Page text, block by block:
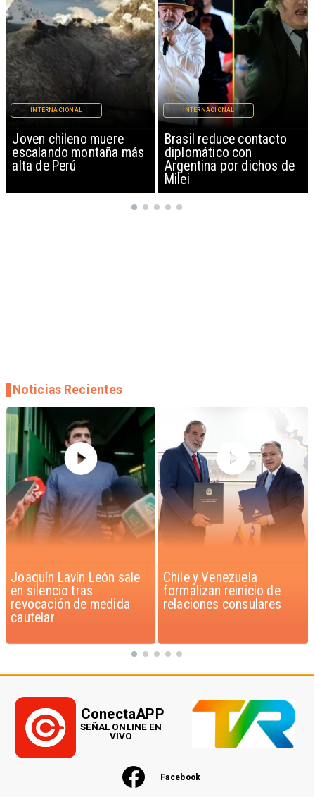
Brasil reduce contacto
diplomático con
Argentina por dichos de
INTERNACIONAL
China restringe
exportación de drones a
EEUU y sanciona
empresas
INTERNACIONAL
Chile y Venezuela
formalizan reinicio de
relaciones consulares
Feriantes rechazan
dichos de Camila Flores
sobre Fabiola Campillai
Noticias Recientes
Facebook
ConectaAPP
SEÑAL ONLINE EN
VIVO